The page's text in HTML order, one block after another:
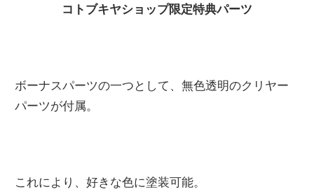
コトブキヤショップ限定特典パーツ
ボーナスパーツの一つとして、無色透明のクリヤー
パーツが付属。
これにより、好きな色に塗装可能。